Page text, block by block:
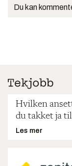
Du kan
Hvilken
du takket ja
Les mer